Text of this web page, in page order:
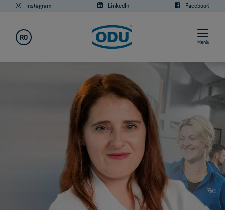
Instagram LinkedIn Facebook
RO
Meniu